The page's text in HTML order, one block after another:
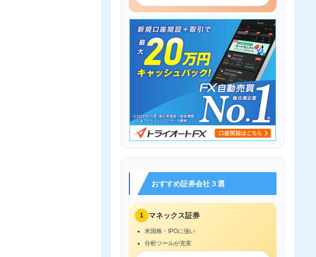
おすすめ証券会社３選
1 マネックス証券
米国株・IPOに強い
分析ツールが充実